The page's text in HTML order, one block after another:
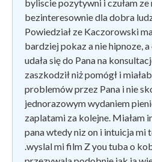
byliscie pozytywni i czułam
bezinteresownie dla dobra
Powiedział ze Kaczorowski
bardziej pokaz a nie hipnoze,
udała się do Pana na
zaszkodził niż pomógł i
problemów przez Pana i nie
jednorazowym wydaniem
zaplatami za kolejne. Miałam
pana wtedy niz on i intuicja mi
.wyslal mi film Z you tuba o